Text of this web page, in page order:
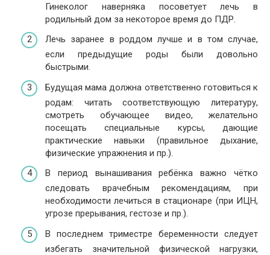
Гинеколог наверняка посоветует лечь в
родильный дом за некоторое время до ПДР.
Лечь заранее в роддом лучше и в том случае,
если предыдущие роды были довольно
быстрыми.
Будущая мама должна ответственно готовиться к
родам: читать соответствующую литературу,
смотреть обучающее видео, желательно
посещать специальные курсы, дающие
практические навыки (правильное дыхание,
физические упражнения и пр.).
В период вынашивания ребёнка важно чётко
следовать врачебным рекомендациям, при
необходимости лечиться в стационаре (при ИЦН,
угрозе прерывания, гестозе и пр.).
В последнем триместре беременности следует
избегать значительной физической нагрузки,